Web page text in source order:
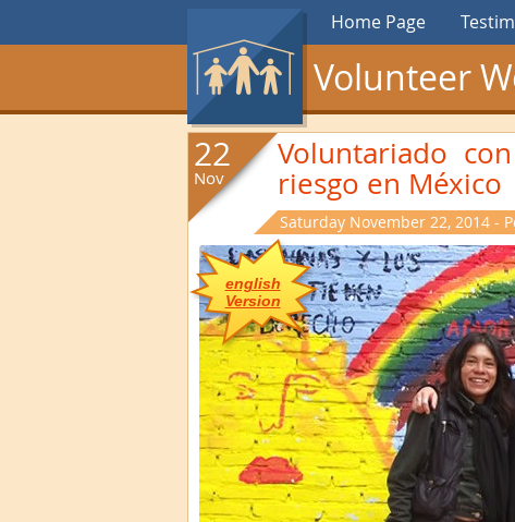
Home Page
Volunteer
Voluntariado
riesgo en México
Saturday November 22, 2014 -
english
Version
22
Nov